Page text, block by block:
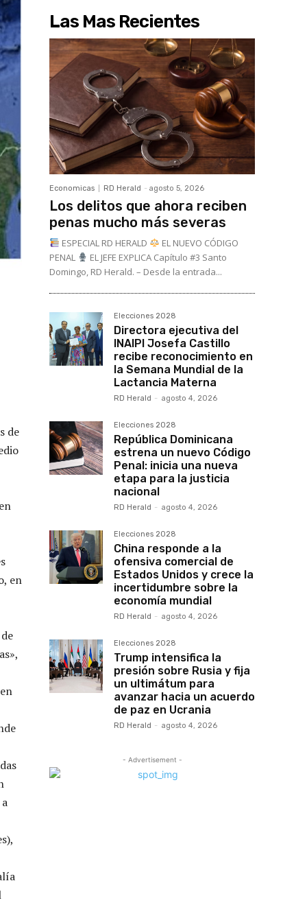
de
en
Las Mas Recientes
Economicas RD Herald - agosto 5, 2026
Los delitos que ahora reciben
penas mucho más severas
ESPECIAL RD HERALD
EL NUEVO CÓDIGO
PENAL
EL JEFE EXPLICA Capítulo #3 Santo
Domingo, RD Herald. – Desde la entrada...
Elecciones 2028
Directora ejecutiva del
INAIPI Josefa Castillo
recibe reconocimiento en
la Semana Mundial de la
Lactancia Materna
RD Herald - agosto 4, 2026
Elecciones 2028
República Dominicana
estrena un nuevo Código
Penal: inicia una nueva
etapa para la justicia
nacional
RD Herald - agosto 4, 2026
Elecciones 2028
China responde a la
ofensiva comercial de
Estados Unidos y crece la
incertidumbre sobre la
economía mundial
RD Herald - agosto 4, 2026
Elecciones 2028
Trump intensifica la
presión sobre Rusia y fija
un ultimátum para
avanzar hacia un acuerdo
de paz en Ucrania
RD Herald - agosto 4, 2026
- Advertisement -